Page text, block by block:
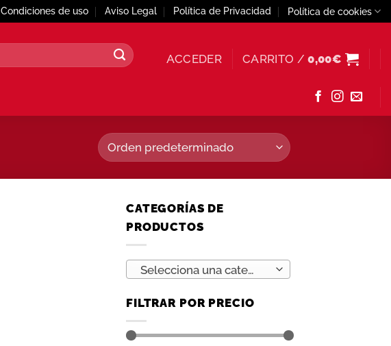
Condiciones de uso Aviso Legal Política de Privacidad Política de cookies
ACCEDER CARRITO /0,00€
CATEGORÍAS DE
PRODUCTOS
Selecciona una categoría
FILTRAR POR PRECIO